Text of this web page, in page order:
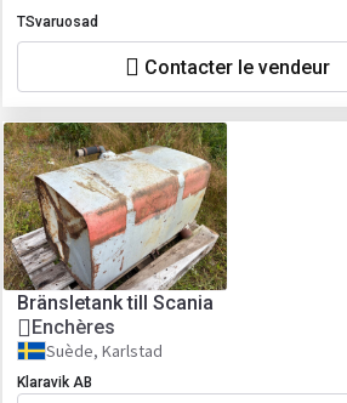
TSvaruosad
Contacter le vendeur
Bränsletank till Scania
Enchères
Suède, Karlstad
Klaravik AB